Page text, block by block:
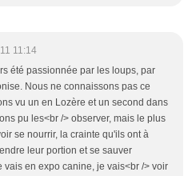
11:14
été passionnée par les loups, par
Nous ne connaissons pas ce
vu un en Lozère et un second dans
pu les<br /> observer, mais le plus
se nourrir, la crainte qu'ils ont à
leur portion et se sauver
vais en expo canine, je vais<br /> voir